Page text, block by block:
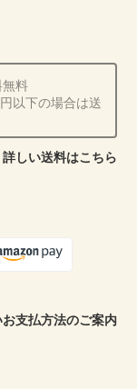
料
以下の場合は送
詳しい送料はこちら
支払方法のご案内